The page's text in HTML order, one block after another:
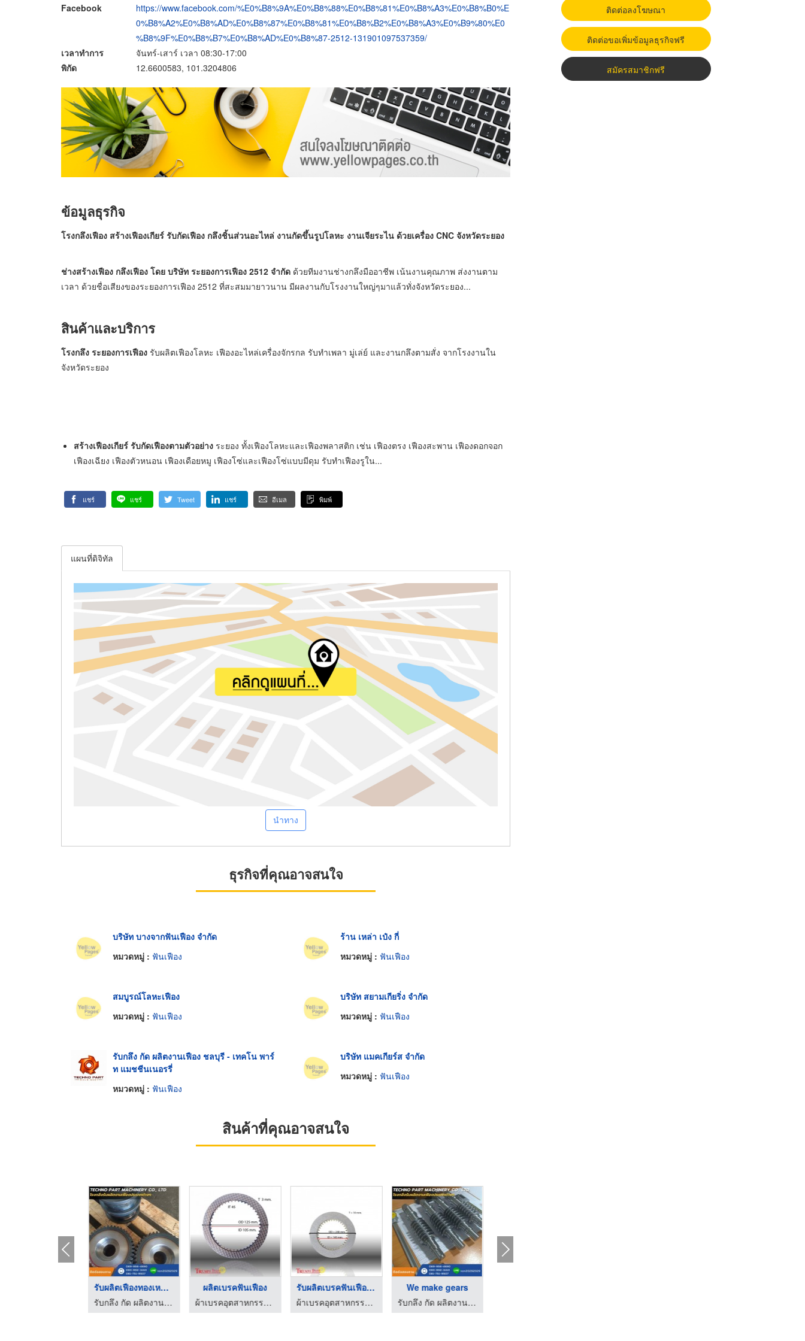
Facebook
https://www.facebook.com/%E0%B8%9A%E0%B8%88%E0%B8%81%E0%B8%A3%E0%B8%B0%E
0%B8%A2%E0%B8%AD%E0%B8%87%E0%B8%81%E0%B8%B2%E0%B8%A3%E0%B9%80%E0
%B8%9F%E0%B8%B7%E0%B8%AD%E0%B8%87-2512-131901097537359/
เวลาทำการ
จันทร์-เสาร์ เวลา 08:30-17:00
พิกัด
12.6600583, 101.3204806
ข้อมูลธุรกิจ
โรงกลึงเฟือง สร้างเฟืองเกียร์ รับกัดเฟือง กลึงชิ้นส่วนอะไหล่ งานกัดขึ้นรูปโลหะ งานเจียระไน ด้วยเครื่อง CNC จังหวัดระยอง
ช่างสร้างเฟือง กลึงเฟือง โดย บริษัท ระยองการเฟือง 2512 จำกัด ด้วยทีมงานช่างกลึงมืออาชีพ เน้นงานคุณภาพ ส่งงานตาม
เวลา ด้วยชื่อเสียงของระยองการเฟือง 2512 ที่สะสมมายาวนาน มีผลงานกับโรงงานใหญ่ๆมาแล้วทั่งจังหวัดระยอง...
สินค้าและบริการ
โรงกลึง ระยองการเฟือง รับผลิตเฟืองโลหะ เฟืองอะไหล่เครื่องจักรกล รับทำเพลา มู่เล่ย์ และงานกลึงตามสั่ง จากโรงงานใน
จังหวัดระยอง
สร้างเฟืองเกียร์ รับกัดเฟืองตามตัวอย่าง ระยอง ทั้งเฟืองโลหะและเฟืองพลาสติก เช่น เฟืองตรง เฟืองสะพาน เฟืองดอกจอก
เฟืองเฉียง เฟืองตัวหนอน เฟืองเดือยหมู เฟืองโซ่และเฟืองโซ่แบบมีดุม รับทำเฟืองรูใน...
แชร์ แชร์ Tweet แชร์ อีเมล พิมพ์
แผนที่ดิจิทัล
นำทาง
ธุรกิจที่คุณอาจสนใจ
บริษัท บางจากฟันเฟือง จำกัด
หมวดหมู่ : ฟันเฟือง
ร้าน เหล่า เป๋ง กี่
หมวดหมู่ : ฟันเฟือง
สมบูรณ์โลหะเฟือง
หมวดหมู่ : ฟันเฟือง
บริษัท สยามเกียริ่ง จำกัด
หมวดหมู่ : ฟันเฟือง
รับกลึง กัด ผลิตงานเฟือง ชลบุรี - เทคโน พาร์
ท แมชชีนเนอรรี่
หมวดหมู่ : ฟันเฟือง
บริษัท แมคเกียร์ส จำกัด
หมวดหมู่ : ฟันเฟือง
สินค้าที่คุณอาจสนใจ
รับผลิตเฟืองทองเหลือ ...
รับกลึง กัด ผลิตงานเฟือง ชลบุรี - เทคโน พาร์ท แมชชีนเนอรรี่
ผลิตเบรคฟันเฟือง
ผ้าเบรคอุตสาหกรรม ไทรอัมพ์ผ้าเบรค
รับผลิตเบรคฟันเฟืองน ...
ผ้าเบรคอุตสาหกรรม ไทรอัมพ์ผ้าเบรค
We make gears
รับกลึง กัด ผลิตงานเฟือง ชลบุรี - เทคโน พาร์ท แมชชีนเนอรรี่
ติดต่อลงโฆษณา
ติดต่อขอเพิ่มข้อมูลธุรกิจฟรี
สมัครสมาชิกฟรี